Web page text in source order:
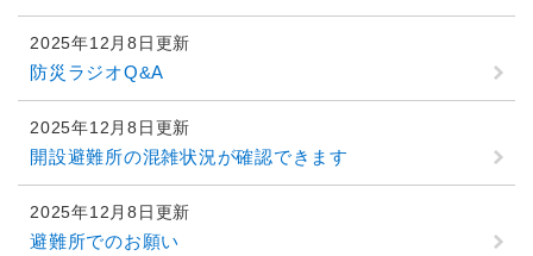
2025年12月8日更新
防災ラジオQ&A
2025年12月8日更新
開設避難所の混雑状況が確認できます
2025年12月8日更新
避難所でのお願い